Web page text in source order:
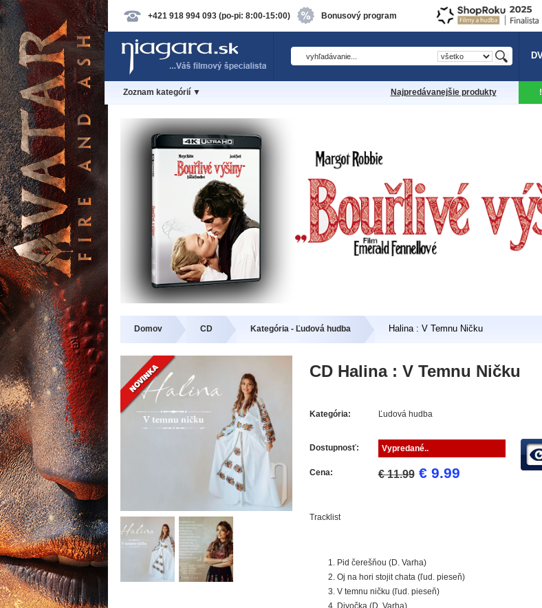
+421 918 994 093 (po-pi: 8:00-15:00) Bonusový program
Zoznam kategórií ▼ Najpredávanejšie produkty
Domov CD Kategória - Ľudová hudba Halina : V Temnu Ničku
CD Halina : V Temnu Ničku
Kategória: Ľudová hudba
Dostupnosť: Vypredané..
Cena: € 11.99 € 9.99
Tracklist
Pid čerešňou (D. Varha)
Oj na hori stojit chata (ľud. pieseň)
V temnu ničku (ľud. pieseň)
Divočka (D. Varha)